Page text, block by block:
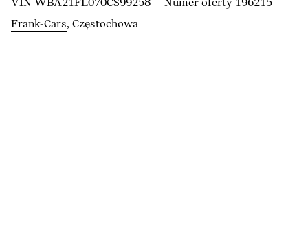
VIN WBA21FL070CS99258
Numer oferty 196215
Frank-Cars, Częstochowa